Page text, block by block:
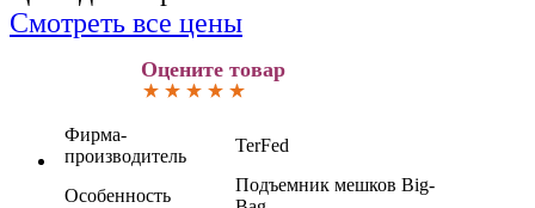
Смотреть все цены
Оцените товар
Фирма-
производитель
TerFed
Особенность
Подъемник мешков Big-